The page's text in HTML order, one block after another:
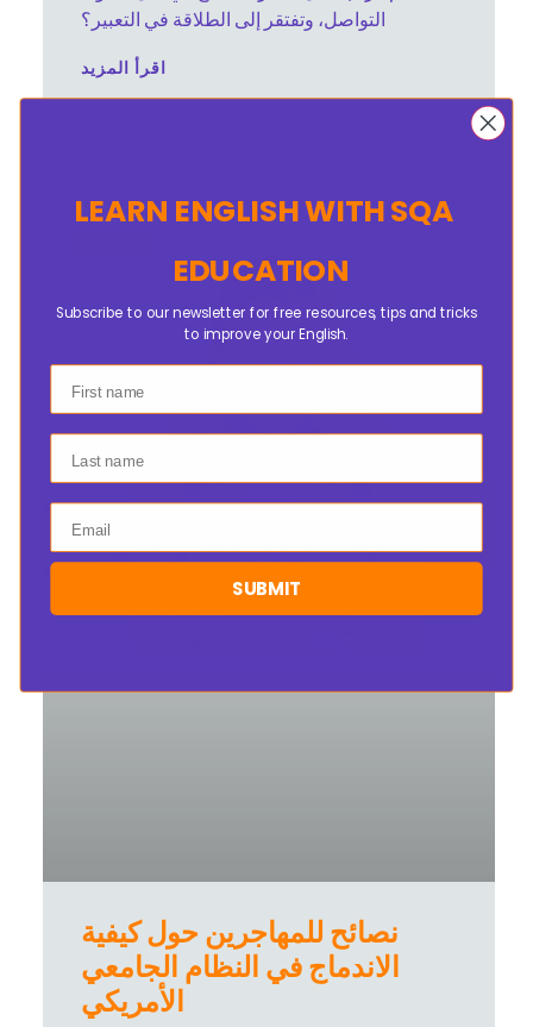
التواصل، وتفتقر إلى الطلاقة في التعبير؟
اقرأ المزيد
نصائح للمهاجرين حول كيفية
الاندماج في النظام الجامعي
الأمريكي
LEARN ENGLISHWITH SQA
EDUCATION
Subscribe to our newsletter for free resources, tips and tricks
to improve your English.
SUBMIT